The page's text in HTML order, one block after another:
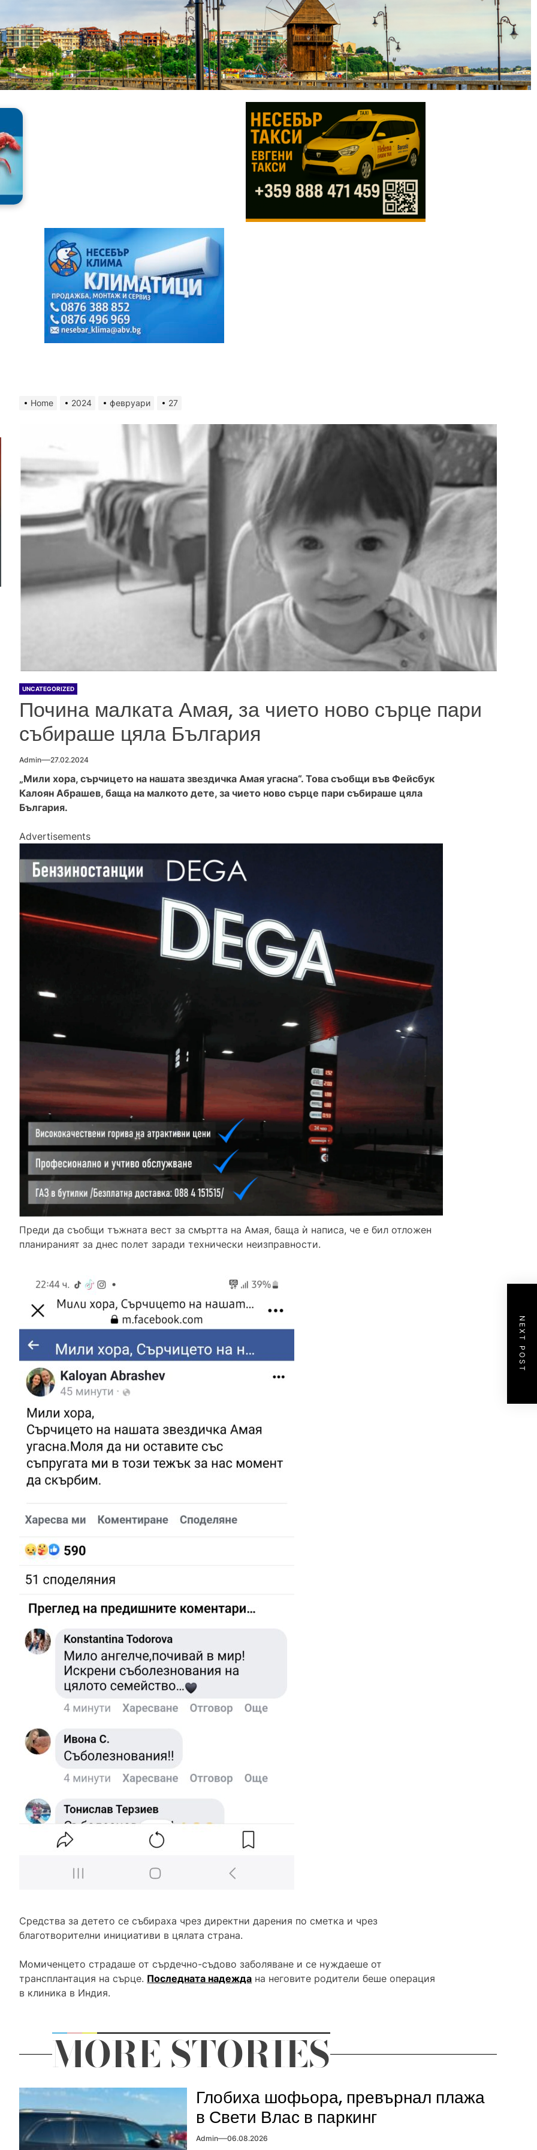
Home 2024 февруари 27
UNCATEGORIZED
Почина малката Амая, за чието ново сърце пари
събираше цяла България
Admin 27.02.2024
„Мили хора, сърчицето на нашата звездичка Амая угасна“. Това съобщи във Фейсбук
Калоян Абрашев, баща на малкото дете, за чието ново сърце пари събираше цяла
България.
Advertisements
Преди да съобщи тъжната вест за смъртта на Амая, баща ѝ написа, че е бил отложен
планираният за днес полет заради технически неизправности.
Средства за детето се събираха чрез директни дарения по сметка и чрез
благотворителни инициативи в цялата страна.
Момиченцето страдаше от сърдечно-съдово заболяване и се нуждаеше от
трансплантация на сърце. Последната надежда на неговите родители беше операция
в клиника в Индия.
NEXT POST
MORE STORIES
Глобиха шофьора, превърнал плажа
в Свети Влас в паркинг
Admin 06.08.2026